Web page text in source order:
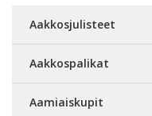
Aakkosjulisteet
Aakkospalikat
Aamiaiskupit